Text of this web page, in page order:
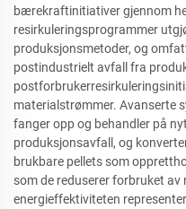
bærekraftinitiativer gjennom
resirkuleringsprogrammer
produksjonsmetoder, og
postindustrielt avfall fra
materialstrømmer. Avanserte
fanger opp og behandler på
produksjonsavfall, og
brukbare pellets som
som de reduserer forbruket
energieffektiviteten